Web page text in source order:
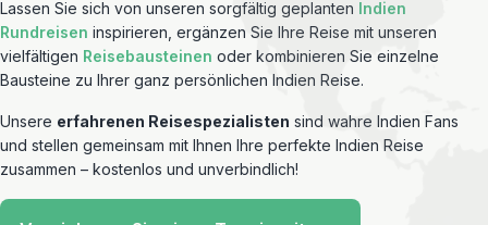
Lassen Sie sich von unseren sorgfältig geplanten Indien
Rundreisen inspirieren, ergänzen Sie Ihre Reise mit unseren
vielfältigen Reisebausteinen oder kombinieren Sie einzelne
Bausteine zu Ihrer ganz persönlichen Indien Reise.
Unsere erfahrenen Reisespezialisten sind wahre Indien Fans
und stellen gemeinsam mit Ihnen Ihre perfekte Indien Reise
zusammen – kostenlos und unverbindlich!